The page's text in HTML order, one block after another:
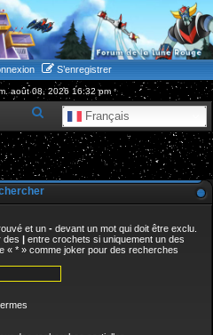
S’enregistrer
août 08, 2026 16:32 pm
Français
e
c
h
c
e
et un - devant un mot qui doit être exclu.
des | entre crochets si uniquement un des
« * » comme joker pour des recherches